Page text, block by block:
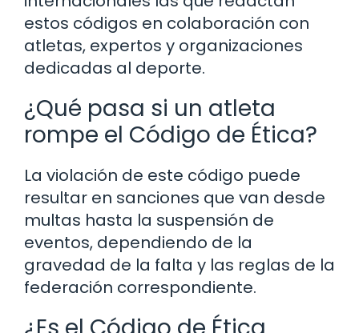
estos códigos en colaboración con
atletas, expertos y organizaciones
dedicadas al deporte.
¿Qué pasa si un atleta
rompe el Código de Ética?
La violación de este código puede
resultar en sanciones que van desde
multas hasta la suspensión de
eventos, dependiendo de la
gravedad de la falta y las reglas de la
federación correspondiente.